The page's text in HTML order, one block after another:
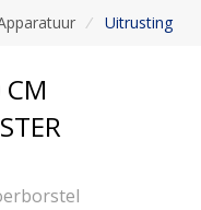
/ Uitrusting
CM